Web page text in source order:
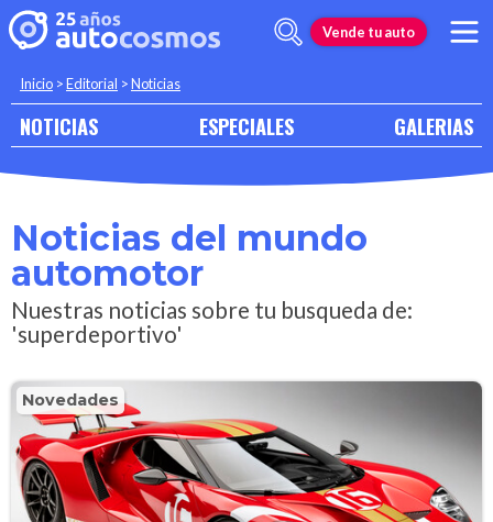
Vende tu auto
Inicio >Editorial >Noticias
NOTICIAS ESPECIALES GALERIAS
Noticias del mundo
automotor
Nuestras noticias sobre tu busqueda de:
'superdeportivo'
Novedades